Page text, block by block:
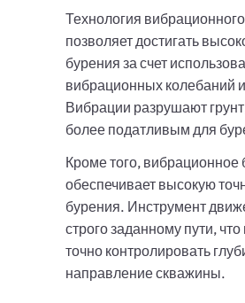
Технология
позволяет достигать
бурения за счет
вибрационных колебаний
Вибрации разрушают
более податливым для
Кроме того, вибрационное
обеспечивает высокую
бурения. Инструмент
строго заданному пути,
точно контролировать
направление скважины.